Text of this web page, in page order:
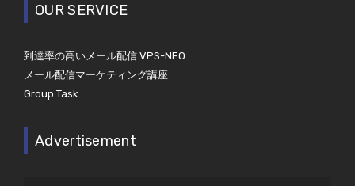
OUR SERVICE
到達率の高いメール配信 VPS-NEO
メール配信マーケティング講座
Group Task
Advertisement